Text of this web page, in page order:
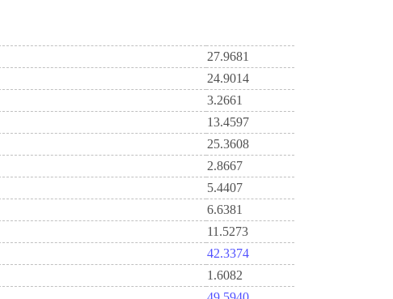
27.9681
24.9014
3.2661
13.4597
25.3608
2.8667
5.4407
6.6381
11.5273
42.3374
1.6082